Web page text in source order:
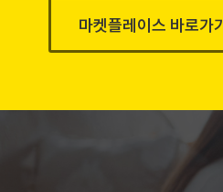
마켓플레이스 바로가기